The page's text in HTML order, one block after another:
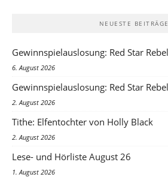
NEUESTE BEITRÄGE
Gewinnspielauslosung: Red Star
6. August 2026
Gewinnspielauslosung: Red Star
2. August 2026
Tithe: Elfentochter von Holly Black
2. August 2026
Lese- und Hörliste August 26
1. August 2026